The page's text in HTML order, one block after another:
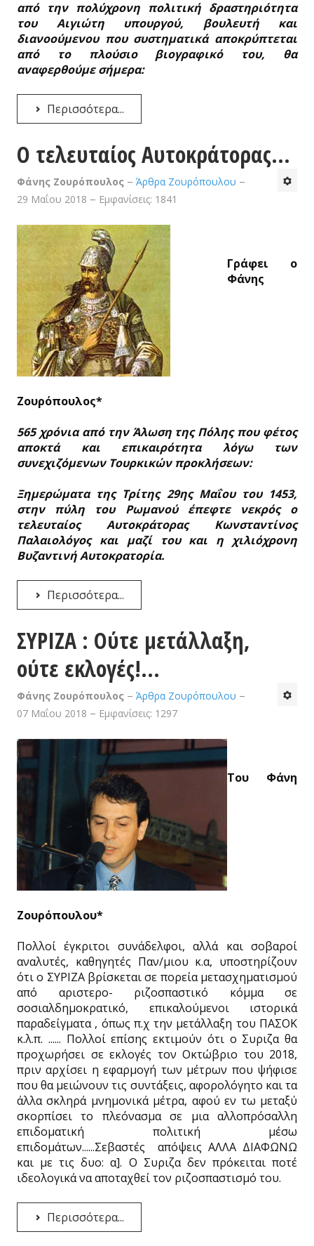
από την πολύχρονη πολιτική δραστηριότητα
του Αιγιώτη υπουργού, βουλευτή και
διανοούμενου που συστηματικά αποκρύπτεται
από το πλούσιο βιογραφικό του, θα
αναφερθούμε σήμερα:
Περισσότερα...
Ο τελευταίος Αυτοκράτορας...
Φάνης Ζουρόπουλος
Άρθρα Ζουρόπουλου
29 Μαΐου 2018
Εμφανίσεις: 1841
Γράφει ο
Φάνης
Ζουρόπουλος*
565 χρόνια από την Άλωση της Πόλης που φέτος
αποκτά και επικαιρότητα λόγω των
συνεχιζόμενων Τουρκικών προκλήσεων:
Ξημερώματα της Τρίτης 29ης Μαΐου του 1453,
στην πύλη του Ρωμανού έπεφτε νεκρός ο
τελευταίος Αυτοκράτορας Κωνσταντίνος
Παλαιολόγος και μαζί του και η χιλιόχρονη
Βυζαντινή Αυτοκρατορία.
Περισσότερα...
ΣΥΡΙΖΑ : Ούτε μετάλλαξη,
ούτε εκλογές!...
Φάνης Ζουρόπουλος
Άρθρα Ζουρόπουλου
07 Μαΐου 2018
Εμφανίσεις: 1297
Του Φάνη
Ζουρόπουλου*
Πολλοί έγκριτοι συνάδελφοι, αλλά και σοβαροί
αναλυτές, καθηγητές Παν/μιου κ.α, υποστηρίζουν
ότι ο ΣΥΡΙΖΑ βρίσκεται σε πορεία μετασχηματισμού
από αριστερο- ριζοσπαστικό κόμμα σε
σοσιαλδημοκρατικό, επικαλούμενοι ιστορικά
παραδείγματα , όπως π.χ την μετάλλαξη του ΠΑΣΟΚ
κ.λ.π. ...... Πολλοί επίσης εκτιμούν ότι ο Συριζα θα
προχωρήσει σε εκλογές τον Οκτώβριο του 2018,
πριν αρχίσει η εφαρμογή των μέτρων που ψήφισε
που θα μειώνουν τις συντάξεις, αφορολόγητο και τα
άλλα σκληρά μνημονικά μέτρα, αφού εν τω μεταξύ
σκορπίσει το πλεόνασμα σε μια αλλοπρόσαλλη
επιδοματική πολιτική μέσω
επιδομάτων......Σεβαστές απόψεις ΑΛΛΑ ΔΙΑΦΩΝΩ
και με τις δυο: α]. Ο Συριζα δεν πρόκειται ποτέ
ιδεολογικά να αποταχθεί τον ριζοσπαστισμό του.
Περισσότερα...